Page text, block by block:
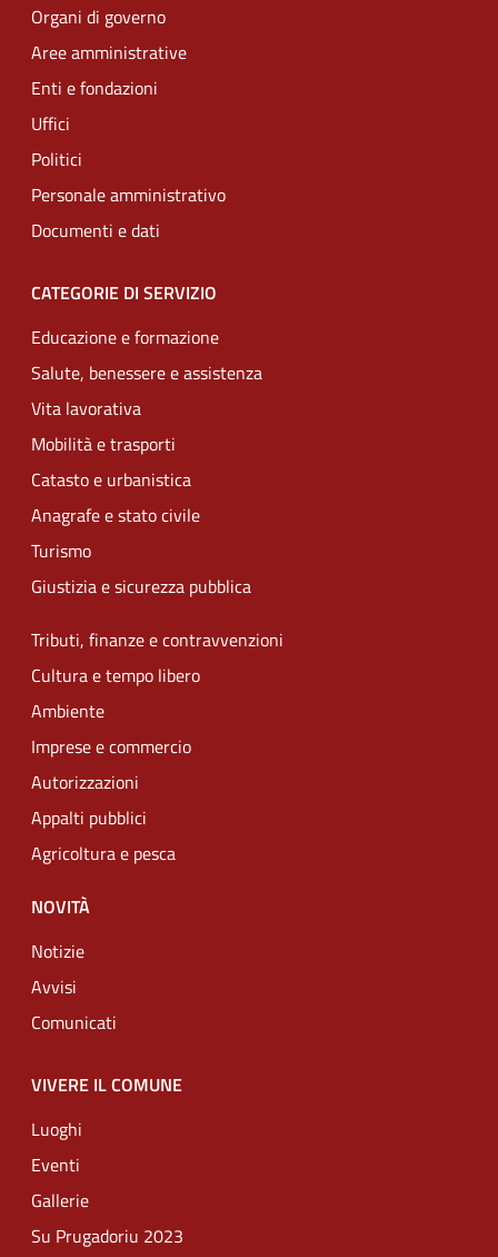
Organi di governo
Aree amministrative
Enti e fondazioni
Uffici
Politici
Personale amministrativo
Documenti e dati
CATEGORIE DI SERVIZIO
Educazione e formazione
Salute, benessere e assistenza
Vita lavorativa
Mobilità e trasporti
Catasto e urbanistica
Anagrafe e stato civile
Turismo
Giustizia e sicurezza pubblica
Tributi, finanze e contravvenzioni
Cultura e tempo libero
Ambiente
Imprese e commercio
Autorizzazioni
Appalti pubblici
Agricoltura e pesca
NOVITÀ
Notizie
Avvisi
Comunicati
VIVERE IL COMUNE
Luoghi
Eventi
Gallerie
Su Prugadoriu 2023